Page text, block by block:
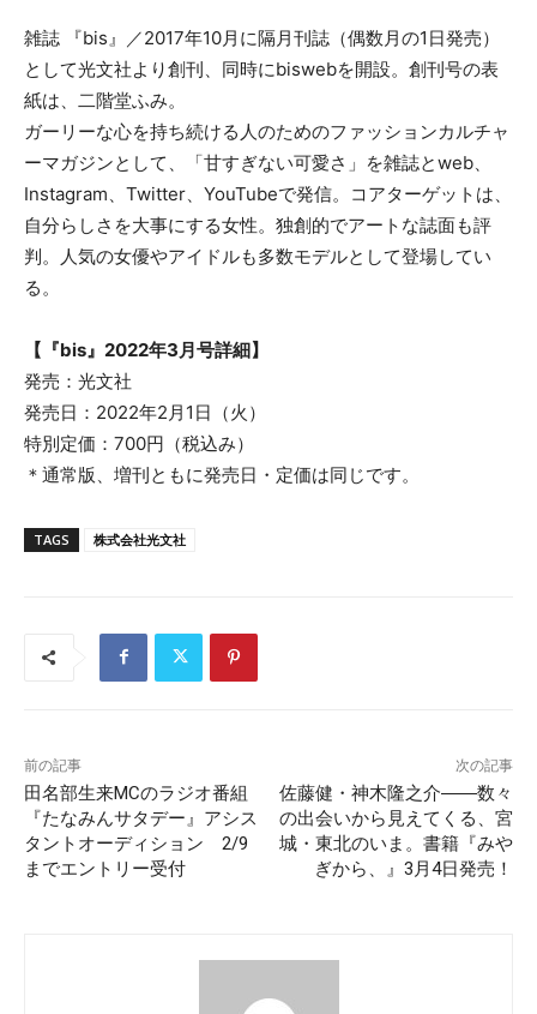
雑誌 『bis』／2017年10月に隔月刊誌（偶数月の1日発売）
として光文社より創刊、同時にbiswebを開設。創刊号の表
紙は、二階堂ふみ。
ガーリーな心を持ち続ける人のためのファッションカルチャ
ーマガジンとして、「甘すぎない可愛さ」を雑誌とweb、
Instagram、Twitter、YouTubeで発信。コアターゲットは、
自分らしさを大事にする女性。独創的でアートな誌面も評
判。人気の女優やアイドルも多数モデルとして登場してい
る。
【『bis』2022年3月号詳細】
発売：光文社
発売日：2022年2月1日（火）
特別定価：700円（税込み）
＊通常版、増刊ともに発売日・定価は同じです。
TAGS 株式会社光文社
前の記事
田名部生来MCのラジオ番組
『たなみんサタデー』アシス
タントオーディション 2/9
までエントリー受付
次の記事
佐藤健・神木隆之介――数々
の出会いから見えてくる、宮
城・東北のいま。書籍『みや
ぎから、』3月4日発売！